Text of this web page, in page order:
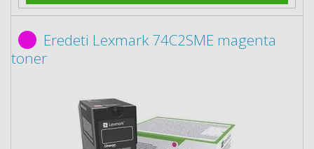
Eredeti Lexmark 74C2SME magenta
toner